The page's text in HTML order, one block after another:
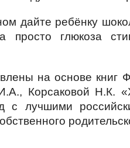
дайте ребёнку
просто глюкоза
на основе книг
Корсаковой Н.К.
с лучшими